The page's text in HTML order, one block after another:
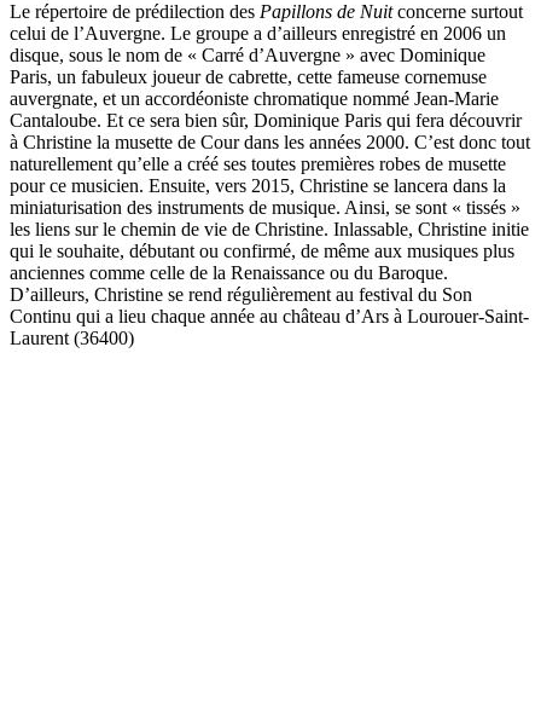
Le répertoire de prédilection des Papillons de Nuitconcerne surtout
celui de l’Auvergne. Le groupe a d’ailleurs enregistré en 2006 un
disque, sous le nom de « Carré d’Auvergne » avec Dominique
Paris, un fabuleux joueur de cabrette, cette fameuse cornemuse
auvergnate, et un accordéoniste chromatique nommé Jean-Marie
Cantaloube. Et ce sera bien sûr, Dominique Paris qui fera découvrir
à Christine la musette de Cour dans les années 2000. C’est donc tout
naturellement qu’elle a créé ses toutes premières robes de musette
pour ce musicien. Ensuite, vers 2015, Christine se lancera dans la
miniaturisation des instruments de musique. Ainsi, se sont « tissés »
les liens sur le chemin de vie de Christine. Inlassable, Christine initie
qui le souhaite, débutant ou confirmé, de même aux musiques plus
anciennes comme celle de la Renaissance ou du Baroque.
D’ailleurs, Christine se rend régulièrement au festival du Son
Continu qui a lieu chaque année au château d’Ars à Lourouer-Saint-
Laurent (36400)